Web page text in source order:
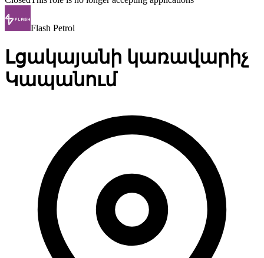
Flash Petrol
Լցակայանի կառավարիչ
Կապանում